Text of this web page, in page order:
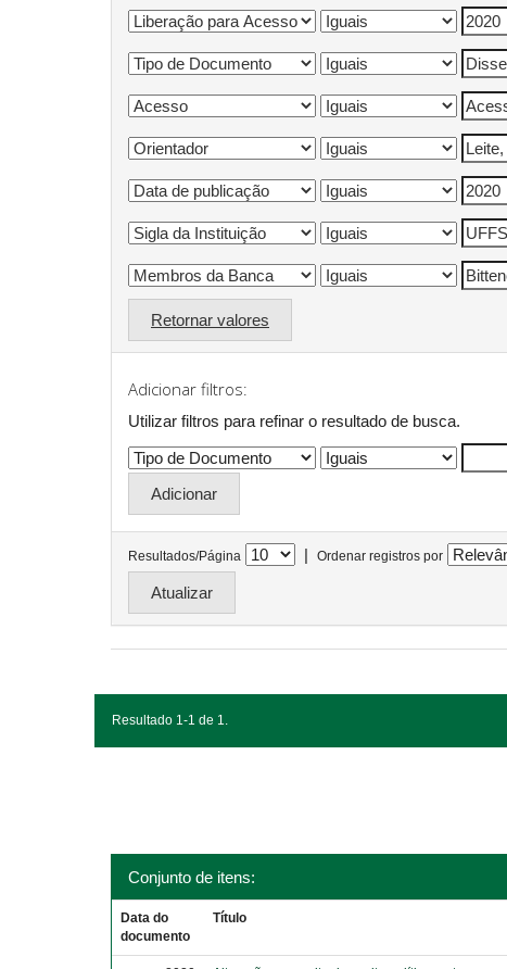
Retornar valores
Adicionar filtros:
Utilizar filtros para refinar o resultado de busca.
Resultados/Página | Ordenar registros por
Resultado 1-1 de 1.
Conjunto de itens:
Data do
documento
Título